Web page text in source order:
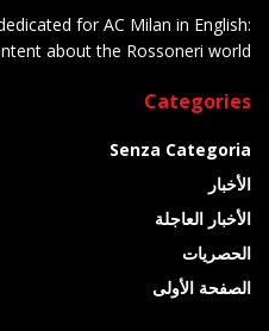
for AC Milan in English:
about the Rossoneri world.
Categories
Senza Categoria
الأخبار
الأخبار العاجلة
الحصريات
الصفحة الأولى